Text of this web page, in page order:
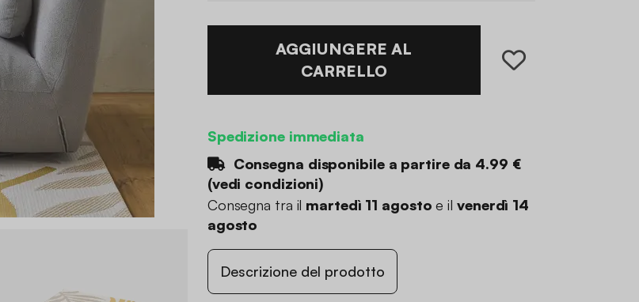
AGGIUNGERE AL
CARRELLO
Spedizione immediata
Consegna disponibile a partire da 4.99 €
(vedi condizioni)
Consegna tra il martedì 11 agosto e il venerdì 14
agosto
Descrizione del prodotto